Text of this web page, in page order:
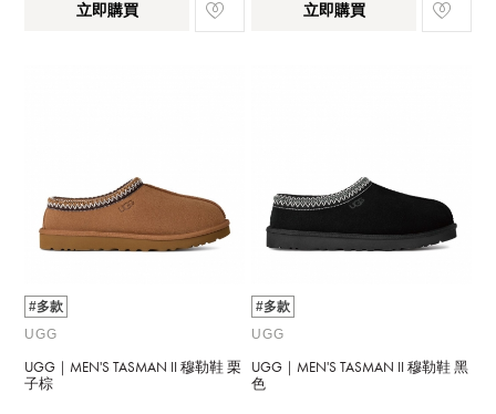
立即購買 立即購買
#多款
UGG
UGG｜MEN'S TASMAN II 穆勒鞋 栗
子棕
#多款
UGG
UGG｜MEN'S TASMAN II 穆勒鞋 黑
色